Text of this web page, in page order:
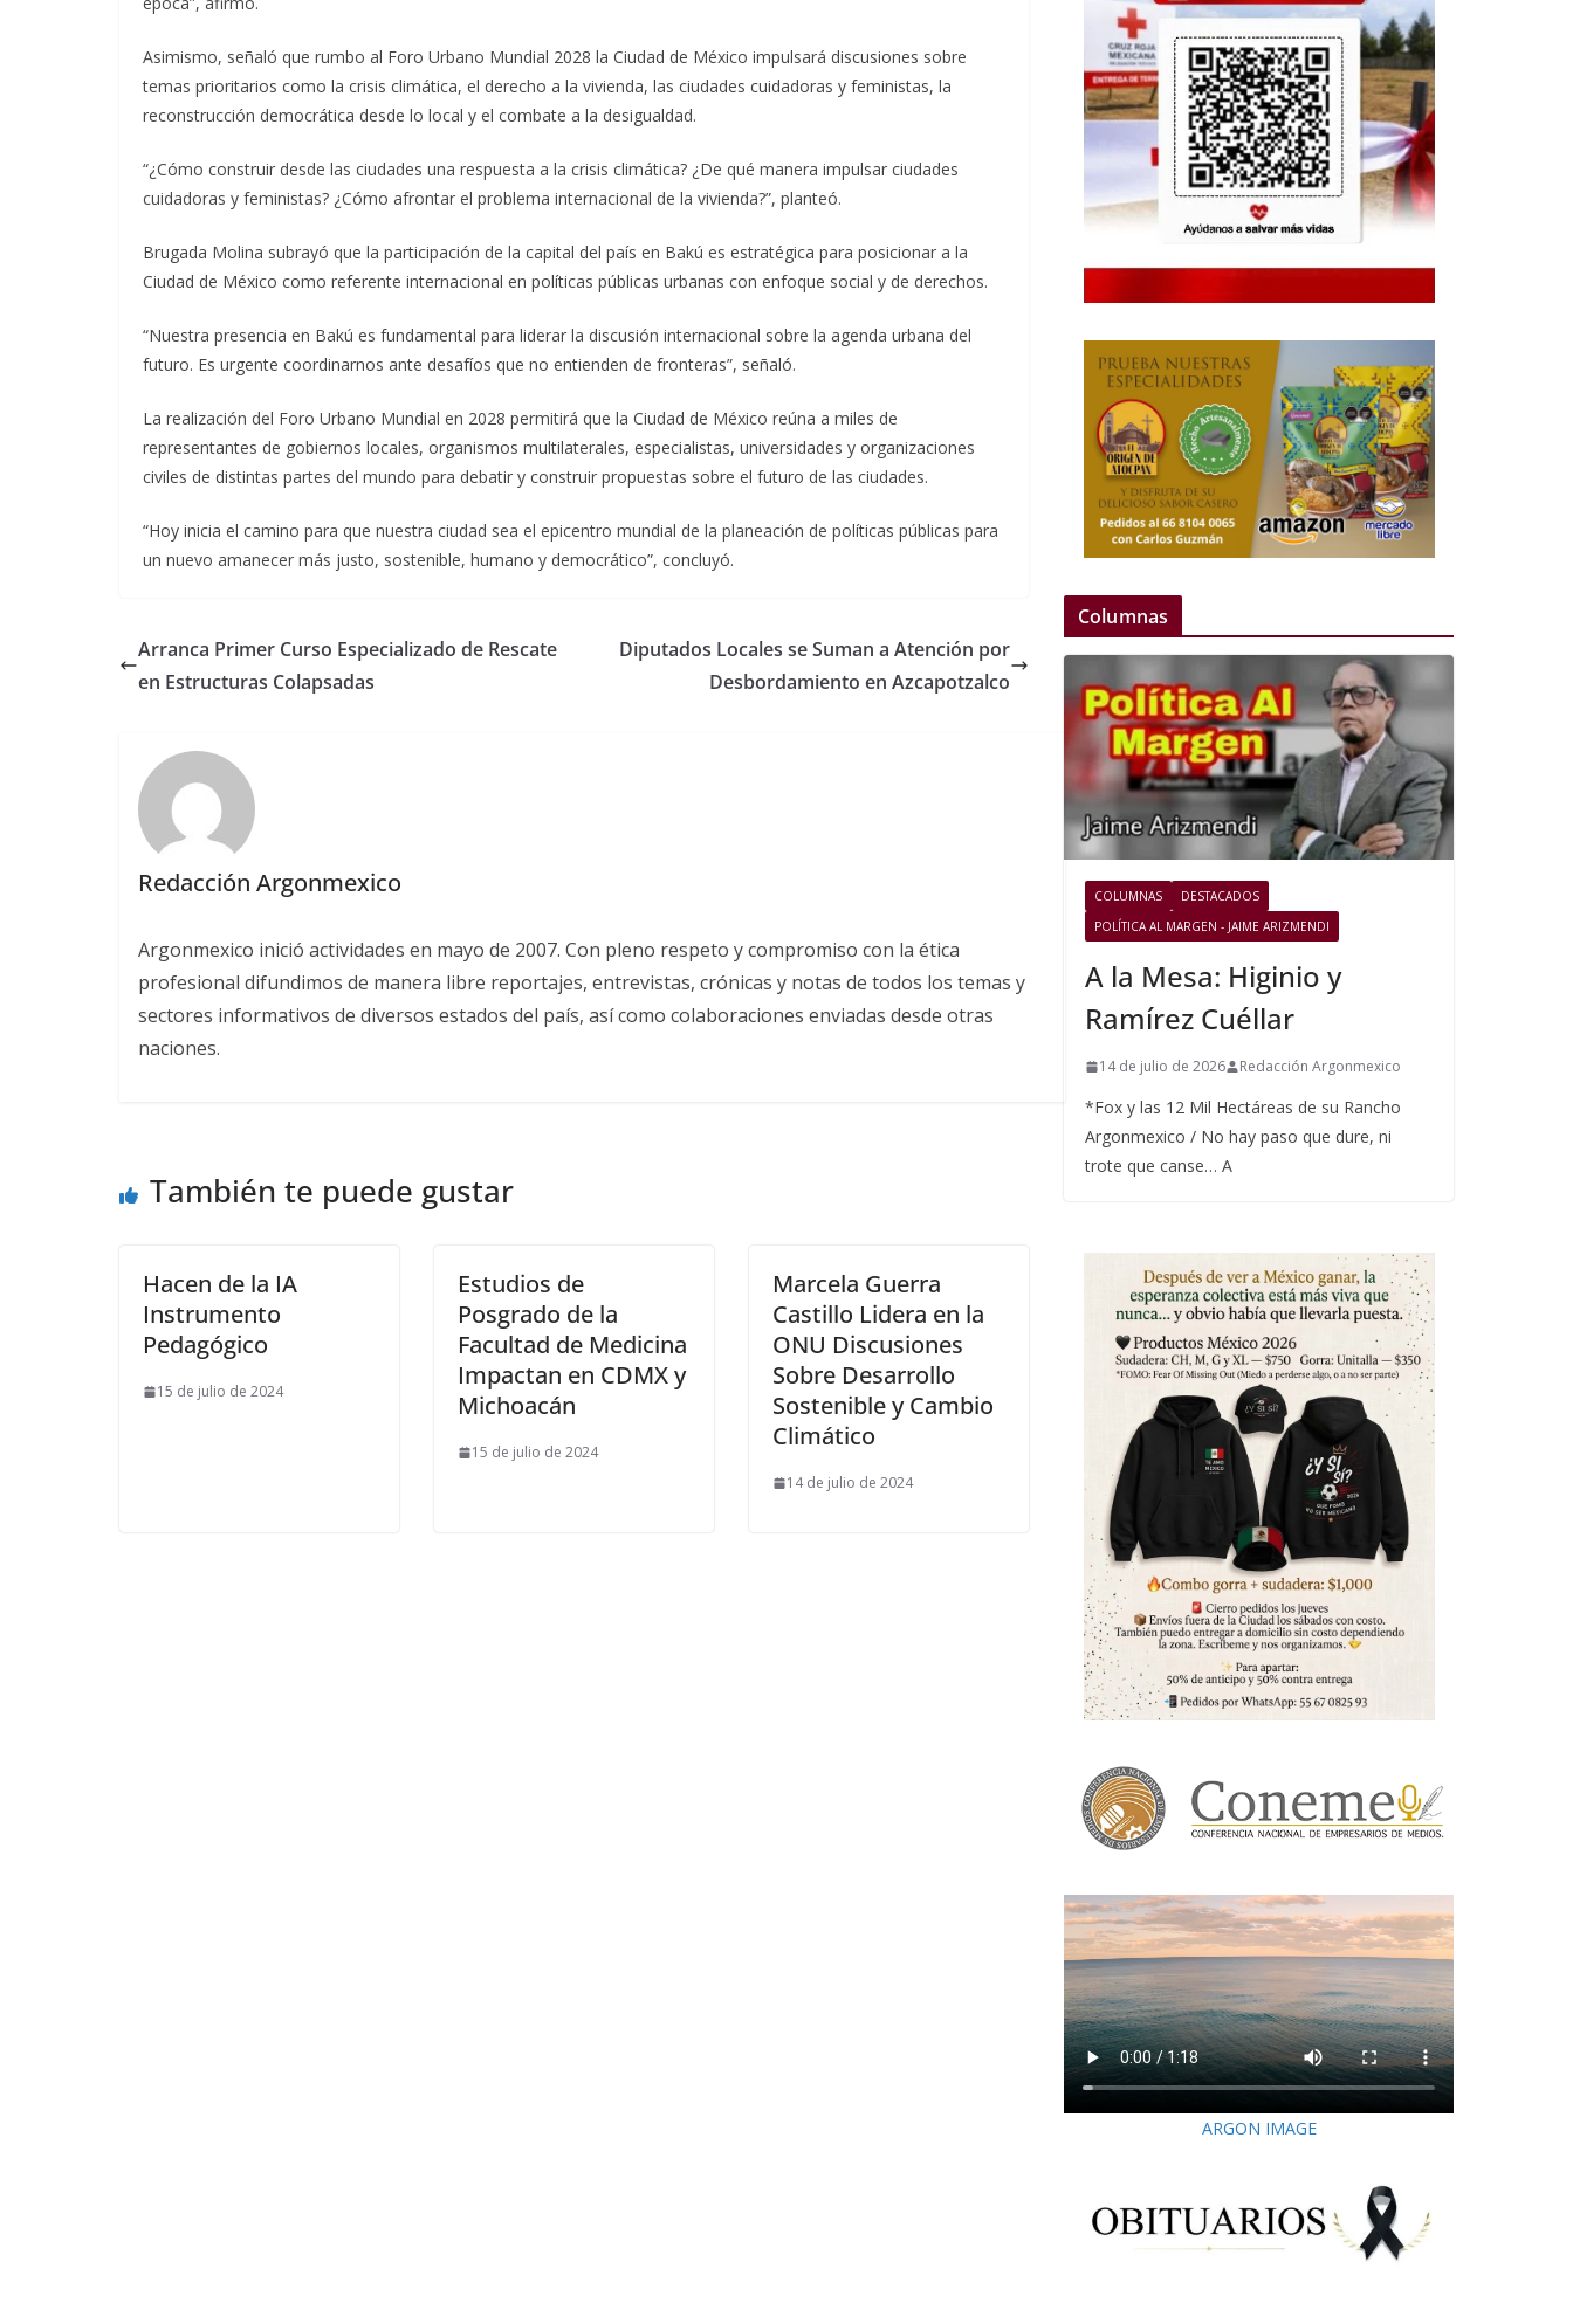
Asimismo, señaló que rumbo al Foro Urbano Mundial 2028 la Ciudad de México impulsará discusiones sobre
temas prioritarios como la crisis climática, el derecho a la vivienda, las ciudades cuidadoras y feministas, la
reconstrucción democrática desde lo local y el combate a la desigualdad.
“¿Cómo construir desde las ciudades una respuesta a la crisis climática? ¿De qué manera impulsar ciudades
cuidadoras y feministas? ¿Cómo afrontar el problema internacional de la vivienda?”, planteó.
Brugada Molina subrayó que la participación de la capital del país en Bakú es estratégica para posicionar a la
Ciudad de México como referente internacional en políticas públicas urbanas con enfoque social y de derechos.
“Nuestra presencia en Bakú es fundamental para liderar la discusión internacional sobre la agenda urbana del
futuro. Es urgente coordinarnos ante desafíos que no entienden de fronteras”, señaló.
La realización del Foro Urbano Mundial en 2028 permitirá que la Ciudad de México reúna a miles de
representantes de gobiernos locales, organismos multilaterales, especialistas, universidades y organizaciones
civiles de distintas partes del mundo para debatir y construir propuestas sobre el futuro de las ciudades.
“Hoy inicia el camino para que nuestra ciudad sea el epicentro mundial de la planeación de políticas públicas para
un nuevo amanecer más justo, sostenible, humano y democrático”, concluyó.
Arranca Primer Curso Especializado de Rescate
en Estructuras Colapsadas
Diputados Locales se Suman a Atención por
Desbordamiento en Azcapotzalco
Redacción Argonmexico
Argonmexico inició actividades en mayo de 2007. Con pleno respeto y compromiso con la ética
profesional difundimos de manera libre reportajes, entrevistas, crónicas y notas de todos los temas y
sectores informativos de diversos estados del país, así como colaboraciones enviadas desde otras
naciones.
También te puede gustar
Hacen de la IA
Instrumento
Pedagógico
15 de julio de 2024
Estudios de
Posgrado de la
Facultad de Medicina
Impactan en CDMX y
Michoacán
15 de julio de 2024
Marcela Guerra
Castillo Lidera en la
ONU Discusiones
Sobre Desarrollo
Sostenible y Cambio
Climático
14 de julio de 2024
Columnas
COLUMNAS
DESTACADOS
POLÍTICA AL MARGEN - JAIME ARIZMENDI
A la Mesa: Higinio y
Ramírez Cuéllar
14 de julio de 2026 Redacción Argonmexico
*Fox y las 12 Mil Hectáreas de su Rancho
Argonmexico / No hay paso que dure, ni
trote que canse… A
ARGON IMAGE